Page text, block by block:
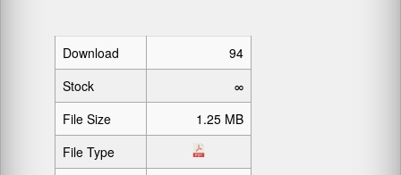
Download
94
Stock
∞
File Size
1.25 MB
File Type